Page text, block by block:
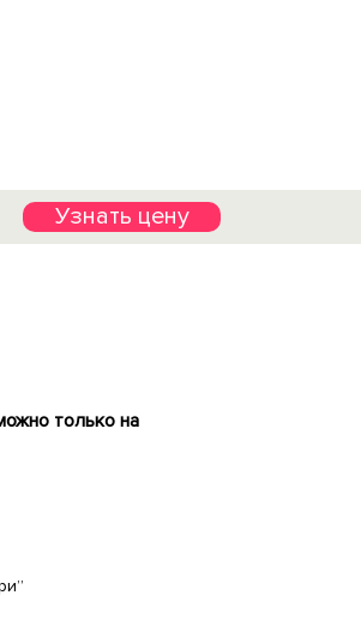
Узнать цену
только на